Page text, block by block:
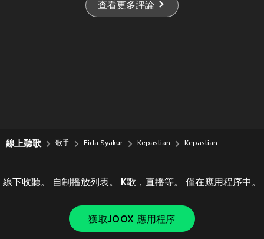
查看更多評論
線上聽歌 歌手 Fida Syakur Kepastian Kepastian
線下收聽。 自制播放列表。 K歌，直播等。 僅在應用程序中。
獲取JOOX 應用程序